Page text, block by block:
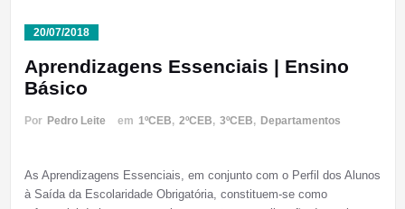
20/07/2018
Aprendizagens Essenciais | Ensino
Básico
Por Pedro Leite em 1ºCEB, 2ºCEB, 3ºCEB, Departamentos
As Aprendizagens Essenciais, em conjunto com o Perfil dos Alunos
à Saída da Escolaridade Obrigatória, constituem-se como